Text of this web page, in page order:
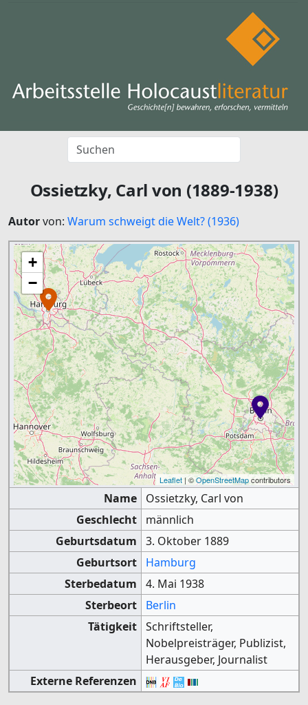
Ossietzky, Carl von (1889-1938)
Autorvon: Warum schweigt die Welt? (1936)
+
−
Leaflet| ©OpenStreetMapcontributors
Name
Ossietzky, Carl von
Geschlecht
männlich
Geburtsdatum
3. Oktober 1889
Geburtsort
Hamburg
Sterbedatum
4. Mai 1938
Sterbeort
Berlin
Tätigkeit
Schriftsteller,
Nobelpreisträger, Publizist,
Herausgeber, Journalist
Externe Referenzen